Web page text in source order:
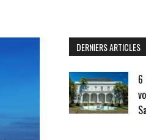
DERNIERS ARTICLES
6